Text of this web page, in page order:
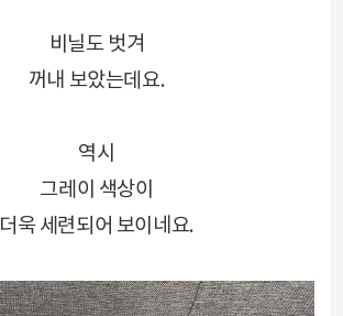
비닐도 벗겨
꺼내 보았는데요.
역시
그레이 색상이
더욱 세련되어 보이네요.